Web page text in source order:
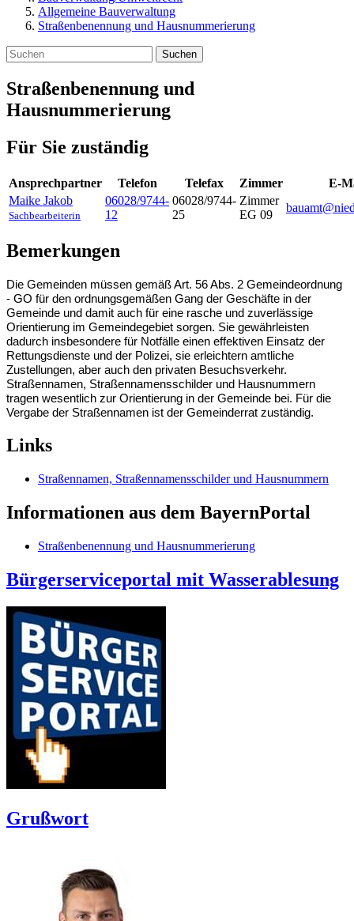
Allgemeine Bauverwaltung
Straßenbenennung und Hausnummerierung
Suchen
Straßenbenennung und
Hausnummerierung
Für Sie zuständig
Ansprechpartner Telefon Telefax Zimmer
E-
Maike Jakob
Sachbearbeiterin
06028/9744-
12
06028/9744-
25
Zimmer
EG 09
Bemerkungen
Die Gemeinden müssen gemäß Art. 56 Abs. 2 Gemeindeordnung
- GO für den ordnungsgemäßen Gang der Geschäfte in der
Gemeinde und damit auch für eine rasche und zuverlässige
Orientierung im Gemeindegebiet sorgen. Sie gewährleisten
dadurch insbesondere für Notfälle einen effektiven Einsatz der
Rettungsdienste und der Polizei, sie erleichtern amtliche
Zustellungen, aber auch den privaten Besuchsverkehr.
Straßennamen, Straßennamensschilder und Hausnummern
tragen wesentlich zur Orientierung in der Gemeinde bei. Für die
Vergabe der Straßennamen ist der Gemeinderrat zuständig.
Links
Straßennamen, Straßennamensschilder und Hausnummern
Informationen aus dem BayernPortal
Straßenbenennung und Hausnummerierung
Bürgerserviceportal mit Wasserablesung
Grußwort